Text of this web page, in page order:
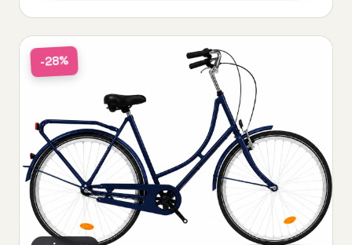
-28%